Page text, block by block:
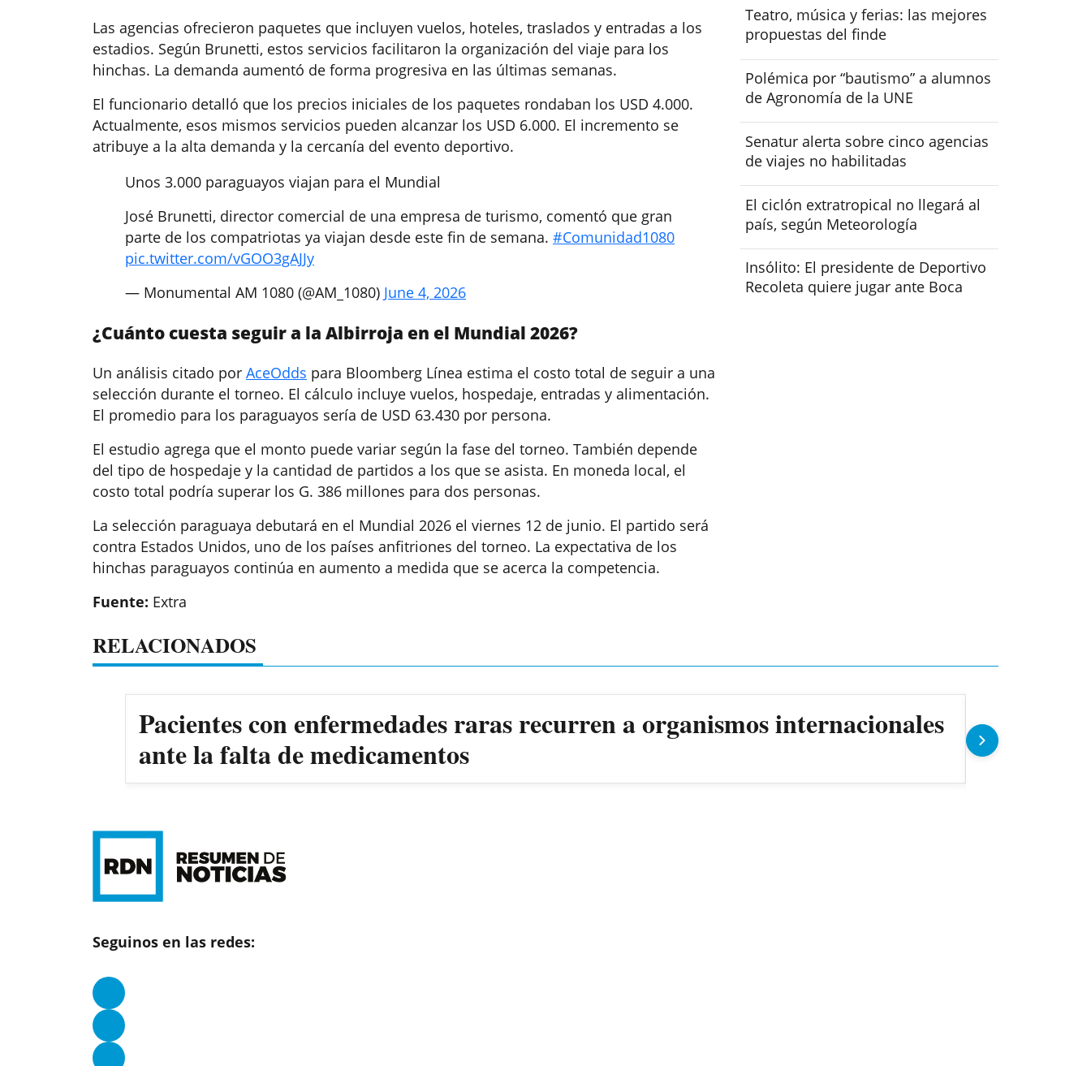
Las agencias ofrecieron paquetes que incluyen vuelos, hoteles, traslados y entradas a los
estadios. Según Brunetti, estos servicios facilitaron la organización del viaje para los
hinchas. La demanda aumentó de forma progresiva en las últimas semanas.
El funcionario detalló que los precios iniciales de los paquetes rondaban los USD 4.000.
Actualmente, esos mismos servicios pueden alcanzar los USD 6.000. El incremento se
atribuye a la alta demanda y la cercanía del evento deportivo.
Unos 3.000 paraguayos viajan para el Mundial
José Brunetti, director comercial de una empresa de turismo, comentó que gran
parte de los compatriotas ya viajan desde este fin de semana. #Comunidad1080
pic.twitter.com/vGOO3gAJJy
— Monumental AM 1080 (@AM_1080) June 4, 2026
¿Cuánto cuesta seguir a la Albirroja en el Mundial 2026?
Un análisis citado por AceOdds para Bloomberg Línea estima el costo total de seguir a una
selección durante el torneo. El cálculo incluye vuelos, hospedaje, entradas y alimentación.
El promedio para los paraguayos sería de USD 63.430 por persona.
El estudio agrega que el monto puede variar según la fase del torneo. También depende
del tipo de hospedaje y la cantidad de partidos a los que se asista. En moneda local, el
costo total podría superar los G. 386 millones para dos personas.
La selección paraguaya debutará en el Mundial 2026 el viernes 12 de junio. El partido será
contra Estados Unidos, uno de los países anfitriones del torneo. La expectativa de los
hinchas paraguayos continúa en aumento a medida que se acerca la competencia.
Fuente: Extra
Teatro, música y ferias: las mejores
propuestas del finde
Polémica por “bautismo” a alumnos
de Agronomía de la UNE
Senatur alerta sobre cinco agencias
de viajes no habilitadas
El ciclón extratropical no llegará al
país, según Meteorología
Insólito: El presidente de Deportivo
Recoleta quiere jugar ante Boca
RELACIONADOS
Pacientes con enfermedades raras recurren a organismos internacionales
ante la falta de medicamentos
ANDE
Seguinos en las redes: